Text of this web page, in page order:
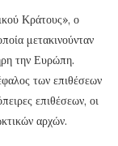
Κράτους», ο
μετακινούνταν
την Ευρώπη.
των επιθέσεων
επιθέσεων, οι
αρχών.